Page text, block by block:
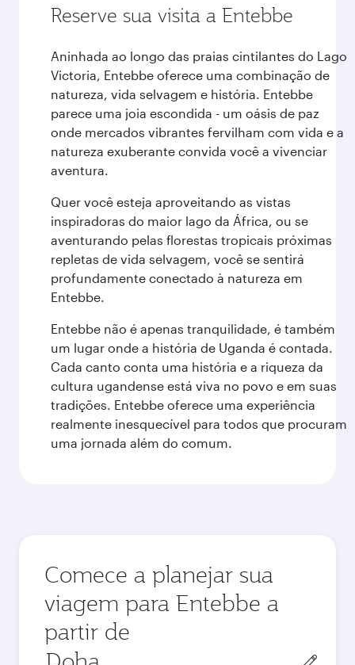
Reserve sua visita a Entebbe
Aninhada ao longo das praias cintilantes do Lago
Victoria, Entebbe oferece uma combinação de
natureza, vida selvagem e história. Entebbe
parece uma joia escondida - um oásis de paz
onde mercados vibrantes fervilham com vida e a
natureza exuberante convida você a vivenciar
aventura.
Quer você esteja aproveitando as vistas
inspiradoras do maior lago da África, ou se
aventurando pelas florestas tropicais próximas
repletas de vida selvagem, você se sentirá
profundamente conectado à natureza em
Entebbe.
Entebbe não é apenas tranquilidade, é também
um lugar onde a história de Uganda é contada.
Cada canto conta uma história e a riqueza da
cultura ugandense está viva no povo e em suas
tradições. Entebbe oferece uma experiência
realmente inesquecível para todos que procuram
uma jornada além do comum.
Comece a planejar sua
viagem para Entebbe a
partir de
Cidade